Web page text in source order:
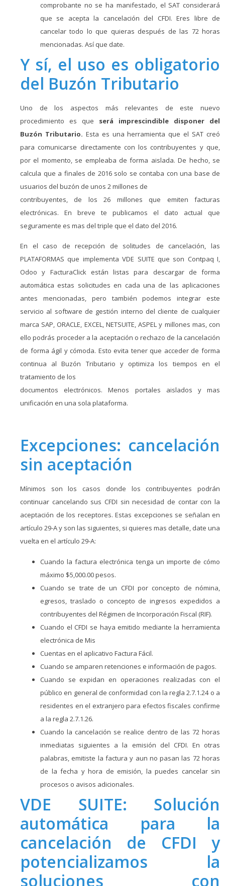
comprobante no se ha manifestado, el SAT considerará
que se acepta la cancelación del CFDI. Eres libre de
cancelar todo lo que quieras después de las 72 horas
mencionadas. Así que date.
Y sí, el uso es obligatorio
del Buzón Tributario
Uno de los aspectos más relevantes de este nuevo
procedimiento es que será imprescindible disponer del
Buzón Tributario. Esta es una herramienta que el SAT creó
para comunicarse directamente con los contribuyentes y que,
por el momento, se empleaba de forma aislada. De hecho, se
calcula que a finales de 2016 solo se contaba con una base de
usuarios del buzón de unos 2 millones de
contribuyentes, de los 26 millones que emiten facturas
electrónicas. En breve te publicamos el dato actual que
seguramente es mas del triple que el dato del 2016.
En el caso de recepción de solitudes de cancelación, las
PLATAFORMAS que implementa VDE SUITE que son Contpaq I,
Odoo y FacturaClick están listas para descargar de forma
automática estas solicitudes en cada una de las aplicaciones
antes mencionadas, pero también podemos integrar este
servicio al software de gestión interno del cliente de cualquier
marca SAP, ORACLE, EXCEL, NETSUITE, ASPEL y millones mas, con
ello podrás proceder a la aceptación o rechazo de la cancelación
de forma ágil y cómoda. Esto evita tener que acceder de forma
continua al Buzón Tributario y optimiza los tiempos en el
tratamiento de los
documentos electrónicos. Menos portales aislados y mas
unificación en una sola plataforma.
Excepciones: cancelación
sin aceptación
Mínimos son los casos donde los contribuyentes podrán
continuar cancelando sus CFDI sin necesidad de contar con la
aceptación de los receptores. Estas excepciones se señalan en
artículo 29-A y son las siguientes, si quieres mas detalle, date una
vuelta en el artículo 29-A:
Cuando la factura electrónica tenga un importe de cómo
máximo $5,000.00 pesos.
Cuando se trate de un CFDI por concepto de nómina,
egresos, traslado o concepto de ingresos expedidos a
contribuyentes del Régimen de Incorporación Fiscal (RIF).
Cuando el CFDI se haya emitido mediante la herramienta
electrónica de Mis
Cuentas en el aplicativo Factura Fácil.
Cuando se amparen retenciones e información de pagos.
Cuando se expidan en operaciones realizadas con el
público en general de conformidad con la regla 2.7.1.24 o a
residentes en el extranjero para efectos fiscales confirme
a la regla 2.7.1.26.
Cuando la cancelación se realice dentro de las 72 horas
inmediatas siguientes a la emisión del CFDI. En otras
palabras, emitiste la factura y aun no pasan las 72 horas
de la fecha y hora de emisión, la puedes cancelar sin
procesos o avisos adicionales.
VDE SUITE: Solución
automática para la
cancelación de CFDI y
potencializamos la
soluciones con